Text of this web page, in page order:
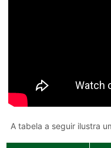
A tabela a seguir ilustra